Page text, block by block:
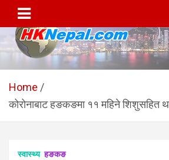
content
HKNepal.com –
सञ्चालित पहिलो
पत्रिका
hknepal, hknepal.com, hk nepal, hk nepal
Home
कोरोनाबाट हङकङमा ११ महिने शिशुसहित
स्वास्थ्य हङकङ